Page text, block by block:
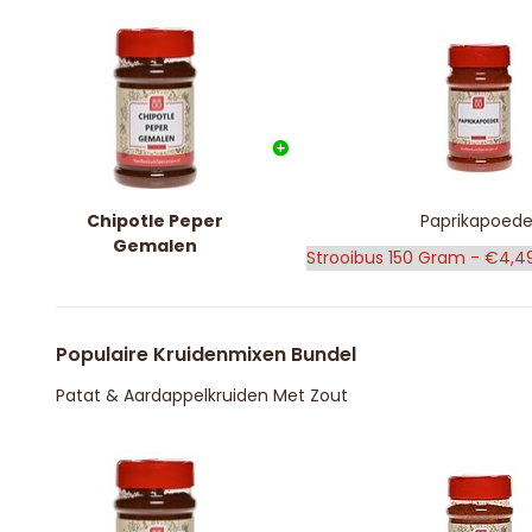
Chipotle Peper
Gemalen
Populaire Kruidenmixen Bundel
Patat & Aardappelkruiden Met Zout